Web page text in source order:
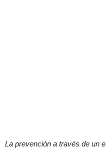
La prevención a través de un